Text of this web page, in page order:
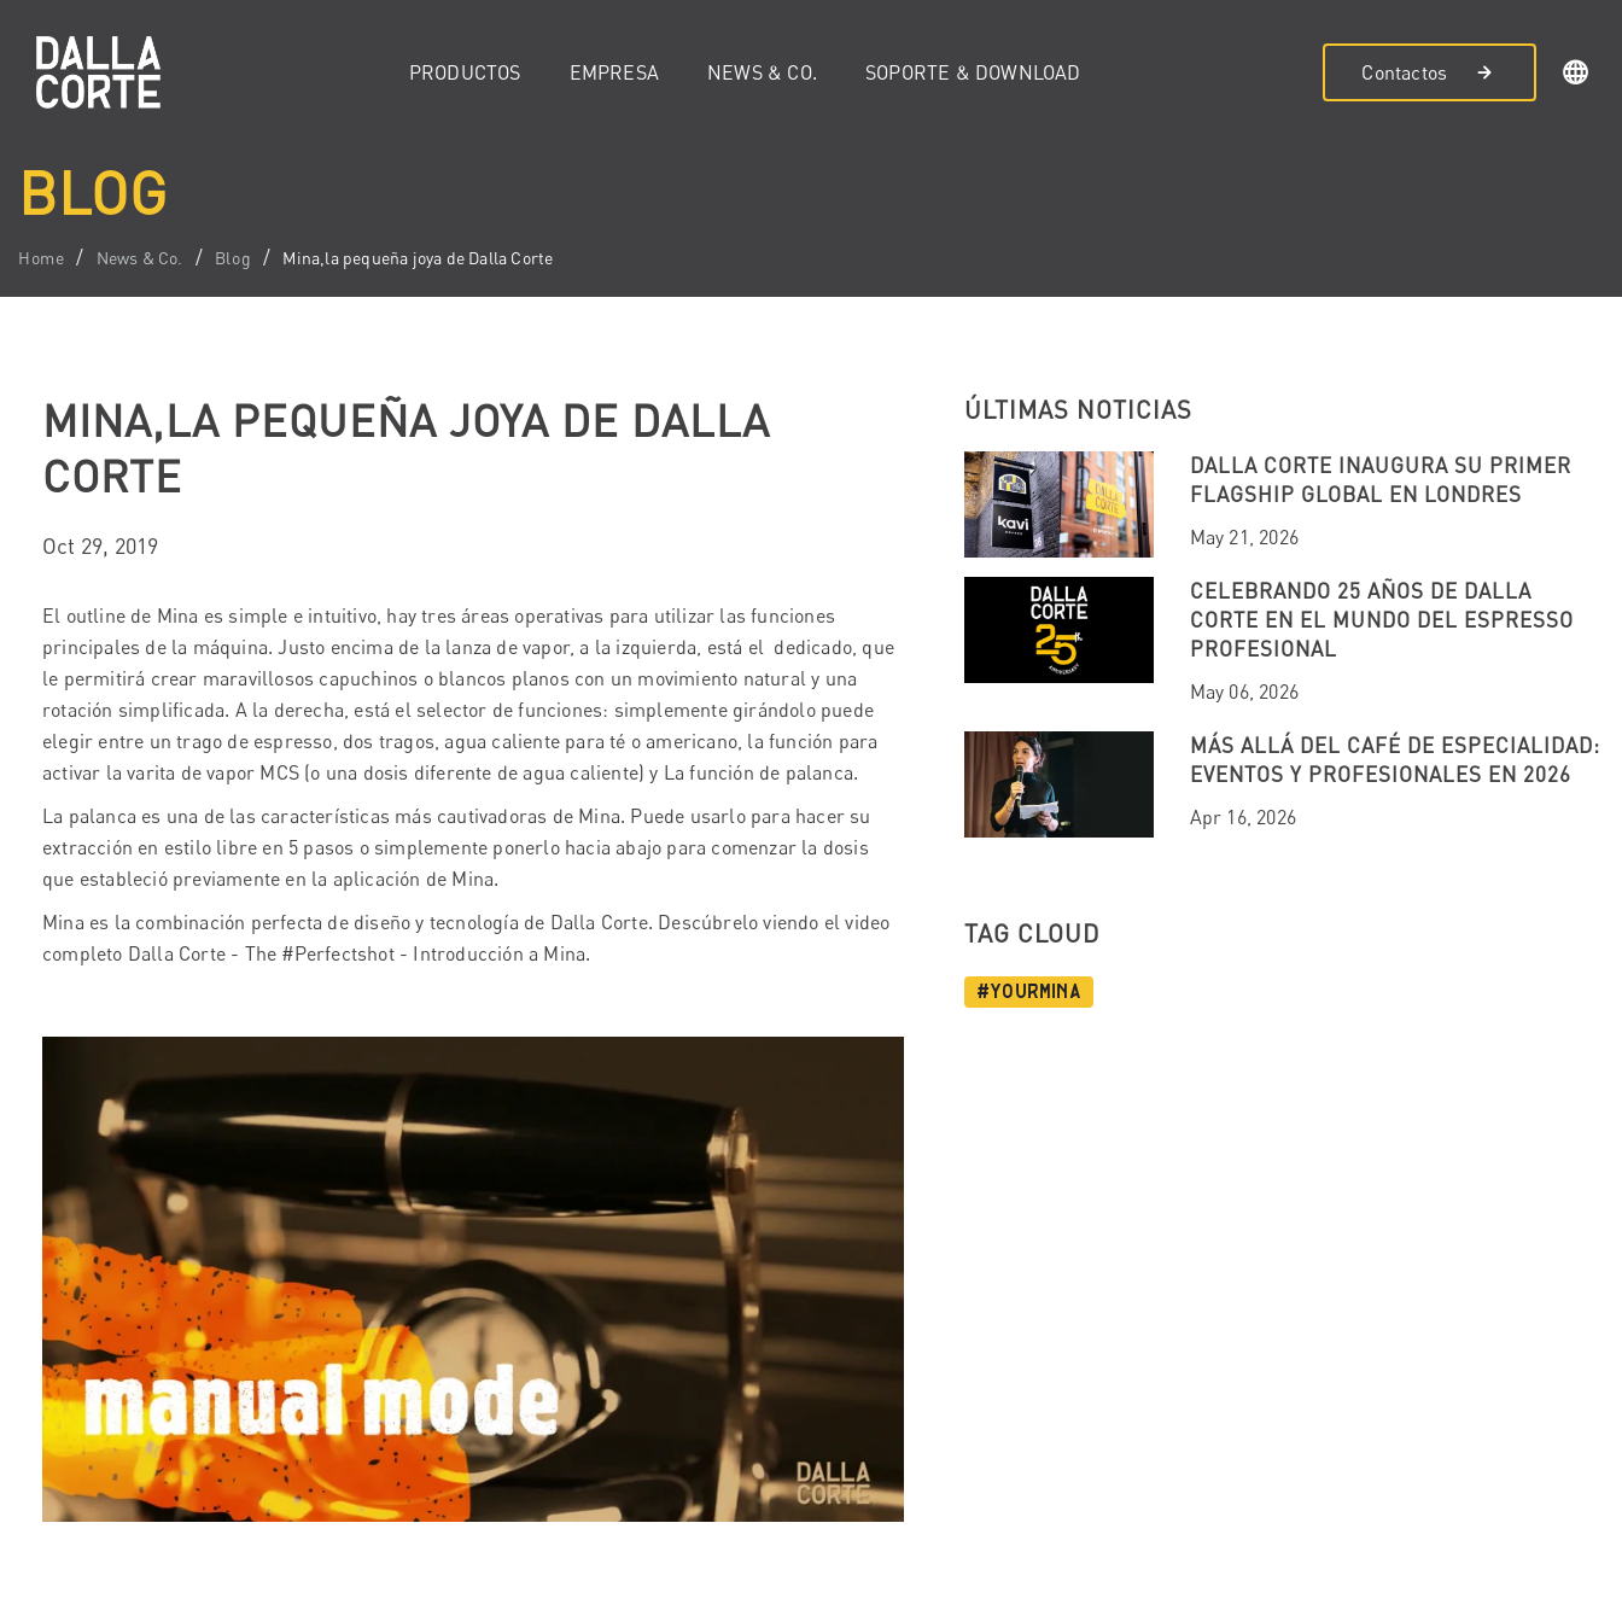
PRODUCTOS EMPRESA NEWS & CO. SOPORTE & DOWNLOAD Contactos
BLOG
Home News & Co. Blog Mina,la pequeña joya de Dalla Corte
MINA,LA PEQUEÑA JOYA DE DALLA
CORTE
Oct 29, 2019
El outline de Mina es simple e intuitivo, hay tres áreas operativas para utilizar las funciones
principales de la máquina. Justo encima de la lanza de vapor, a la izquierda, está el dedicado, que
le permitirá crear maravillosos capuchinos o blancos planos con un movimiento natural y una
rotación simplificada. A la derecha, está el selector de funciones: simplemente girándolo puede
elegir entre un trago de espresso, dos tragos, agua caliente para té o americano, la función para
activar la varita de vapor MCS (o una dosis diferente de agua caliente) y La función de palanca.
La palanca es una de las características más cautivadoras de Mina. Puede usarlo para hacer su
extracción en estilo libre en 5 pasos o simplemente ponerlo hacia abajo para comenzar la dosis
que estableció previamente en la aplicación de Mina.
Mina es la combinación perfecta de diseño y tecnología de Dalla Corte. Descúbrelo viendo el video
completo Dalla Corte - The #Perfectshot - Introducción a Mina.
ÚLTIMAS NOTICIAS
DALLA CORTE INAUGURA SU PRIMER
FLAGSHIP GLOBAL EN LONDRES
May 21, 2026
CELEBRANDO 25 AÑOS DE DALLA
CORTE EN EL MUNDO DEL ESPRESSO
PROFESIONAL
May 06, 2026
MÁS ALLÁ DEL CAFÉ DE ESPECIALIDAD:
EVENTOS Y PROFESIONALES EN 2026
Apr 16, 2026
TAG CLOUD
#YourMina